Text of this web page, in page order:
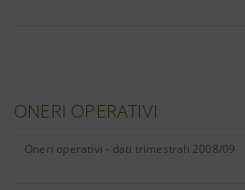
ONERI OPERATIVI
Oneri operativi - dati trimestrali 2008/09